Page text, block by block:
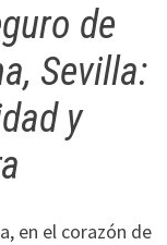
de
Sevilla:
y
en el corazón de